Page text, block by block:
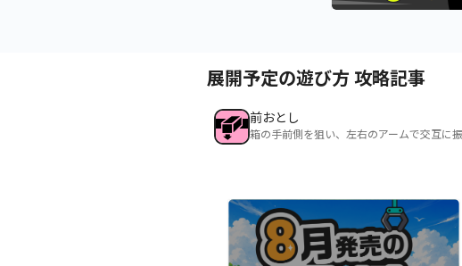
展開予定の遊び方 攻略記事
前おとし
箱の手前側を狙い、左右のアームで交互に